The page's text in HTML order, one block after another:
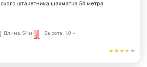
штакетника шахматка 54 метра
Длина: 54 м Высота: 1,8 м